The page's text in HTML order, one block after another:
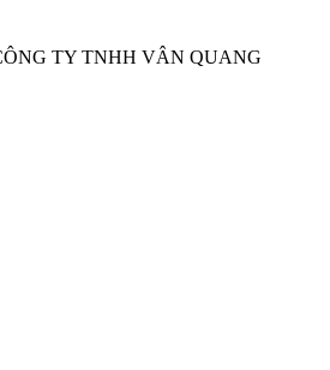
TY TNHH VÂN QUANG